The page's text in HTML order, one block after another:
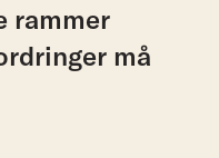
rammer
må